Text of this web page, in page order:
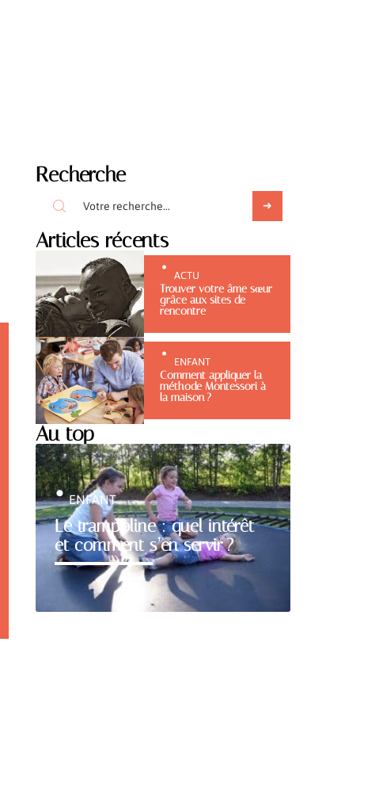
Recherche
Articles récents
ACTU
Trouver votre âme sœur
grâce aux sites de
rencontre
ENFANT
Comment appliquer la
méthode Montessori à
la maison ?
Au top
Le trampoline : quel intérêt
et comment s’en servir ?
ENFANT